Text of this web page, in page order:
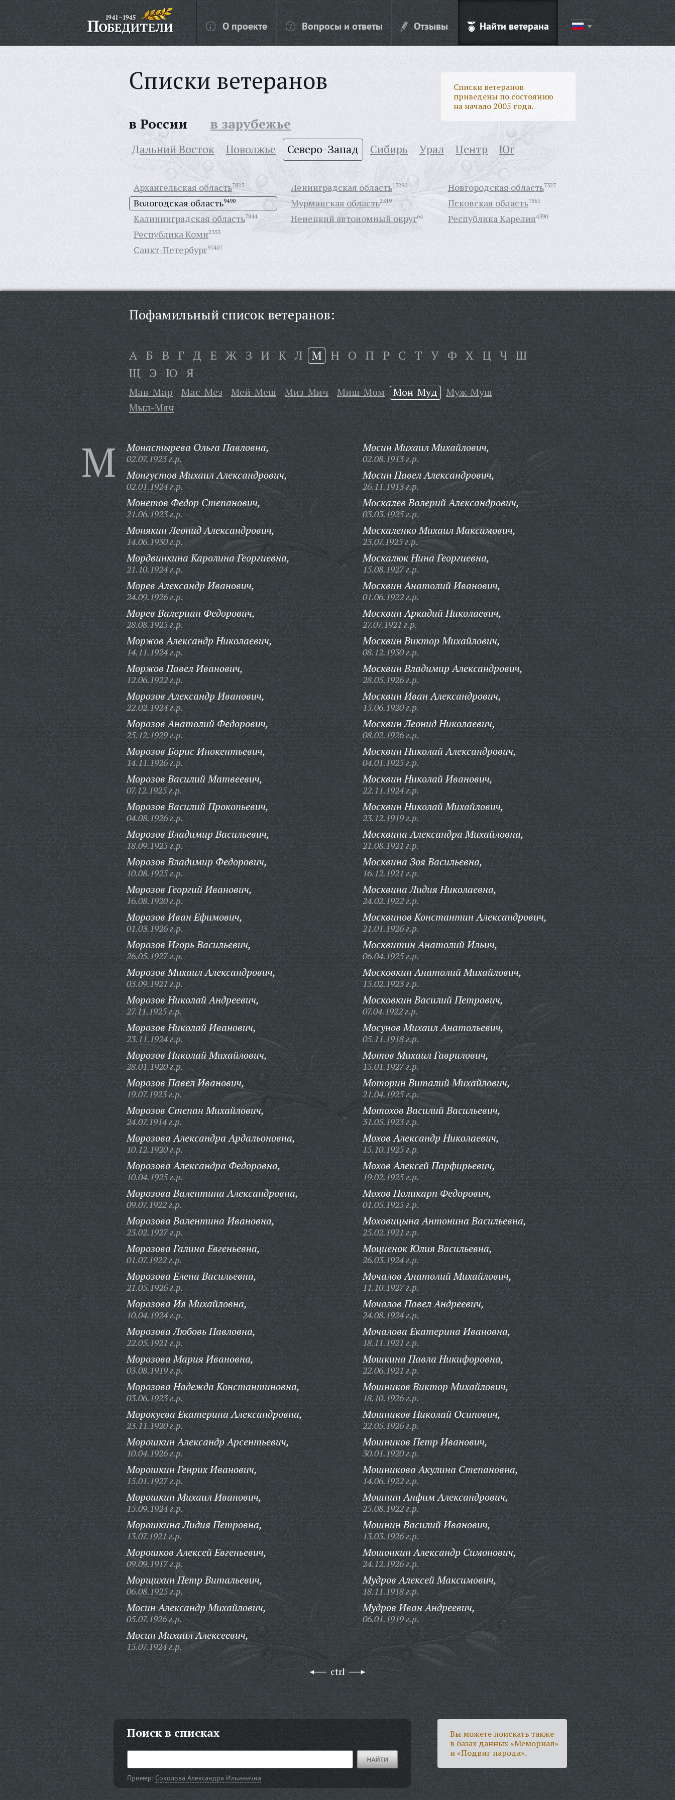
О проекте Вопросы и ответы Отзывы Найти ветерана
Списки ветеранов
Списки ветеранов
приведены по состоянию
на начало 2005 года.
в России в зарубежье
Дальний Восток Поволжье Северо-Запад Сибирь Урал Центр Юг
Архангельская область7825
Вологодская область9490
Калининградская область7844
Ленинградская область13290
Мурманская область2519
Ненецкий автономный округ64
Новгородская область7327
Псковская область7561
Республика Карелия4590
Республика Коми2353
Санкт-Петербург97407
Пофамильный список ветеранов:
А Б В Г Д Е Ж З И К Л М Н О П Р С Т У Ф Х Ц Ч Ш
Щ Э Ю Я
Мав-Мар Мас-Мез Мей-Меш Миз-Мич Миш-Мом Мон-Муд
Муж-Муш
Мыл-Мяч
М Монастырева Ольга Павловна,
02.07.1923 г.р.
Монгустов Михаил Александрович,
02.01.1924 г.р.
Монетов Федор Степанович,
21.06.1923 г.р.
Монякин Леонид Александрович,
14.06.1930 г.р.
Мордвинкина Каролина Георгиевна,
21.10.1924 г.р.
Морев Александр Иванович,
24.09.1926 г.р.
Морев Валериан Федорович,
28.08.1925 г.р.
Моржов Александр Николаевич,
14.11.1924 г.р.
Моржов Павел Иванович,
12.06.1922 г.р.
Морозов Александр Иванович,
22.02.1924 г.р.
Морозов Анатолий Федорович,
25.12.1929 г.р.
Морозов Борис Инокентьевич,
14.11.1926 г.р.
Морозов Василий Матвеевич,
07.12.1925 г.р.
Морозов Василий Прокопьевич,
04.08.1926 г.р.
Морозов Владимир Васильевич,
18.09.1925 г.р.
Морозов Владимир Федорович,
10.08.1925 г.р.
Морозов Георгий Иванович,
16.08.1920 г.р.
Морозов Иван Ефимович,
01.03.1926 г.р.
Морозов Игорь Васильевич,
26.05.1927 г.р.
Морозов Михаил Александрович,
03.09.1921 г.р.
Морозов Николай Андреевич,
27.11.1925 г.р.
Морозов Николай Иванович,
23.11.1924 г.р.
Морозов Николай Михайлович,
28.01.1920 г.р.
Морозов Павел Иванович,
19.07.1923 г.р.
Морозов Степан Михайлович,
24.07.1914 г.р.
Морозова Александра Ардальоновна,
10.12.1920 г.р.
Морозова Александра Федоровна,
10.04.1925 г.р.
Морозова Валентина Александровна,
09.07.1922 г.р.
Морозова Валентина Ивановна,
23.02.1927 г.р.
Морозова Галина Евгеньевна,
01.07.1922 г.р.
Морозова Елена Васильевна,
21.05.1926 г.р.
Морозова Ия Михайловна,
10.04.1924 г.р.
Морозова Любовь Павловна,
22.05.1921 г.р.
Морозова Мария Ивановна,
03.08.1919 г.р.
Морозова Надежда Константиновна,
03.06.1923 г.р.
Морокуева Екатерина Александровна,
23.11.1920 г.р.
Морошкин Александр Арсентьевич,
10.04.1926 г.р.
Морошкин Генрих Иванович,
15.01.1927 г.р.
Морошкин Михаил Иванович,
15.09.1924 г.р.
Морошкина Лидия Петровна,
13.07.1921 г.р.
Морошков Алексей Евгеньевич,
09.09.1917 г.р.
Морщихин Петр Витальевич,
06.08.1925 г.р.
Мосин Александр Михайлович,
05.07.1926 г.р.
Мосин Михаил Алексеевич,
15.07.1924 г.р.
Мосин Михаил Михайлович,
02.08.1913 г.р.
Мосин Павел Александрович,
26.11.1913 г.р.
Москалев Валерий Александрович,
03.03.1925 г.р.
Москаленко Михаил Максимович,
23.07.1925 г.р.
Москалюк Нина Георгиевна,
15.08.1927 г.р.
Москвин Анатолий Иванович,
01.06.1922 г.р.
Москвин Аркадий Николаевич,
27.07.1921 г.р.
Москвин Виктор Михайлович,
08.12.1930 г.р.
Москвин Владимир Александрович,
28.05.1926 г.р.
Москвин Иван Александрович,
15.06.1920 г.р.
Москвин Леонид Николаевич,
08.02.1926 г.р.
Москвин Николай Александрович,
04.01.1925 г.р.
Москвин Николай Иванович,
22.11.1924 г.р.
Москвин Николай Михайлович,
23.12.1919 г.р.
Москвина Александра Михайловна,
21.08.1921 г.р.
Москвина Зоя Васильевна,
16.12.1921 г.р.
Москвина Лидия Николаевна,
24.02.1922 г.р.
Москвинов Константин Александрович,
21.01.1926 г.р.
Москвитин Анатолий Ильич,
06.04.1925 г.р.
Московкин Анатолий Михайлович,
15.02.1923 г.р.
Московкин Василий Петрович,
07.04.1922 г.р.
Мосунов Михаил Анатольевич,
05.11.1918 г.р.
Мотов Михаил Гаврилович,
15.01.1927 г.р.
Моторин Виталий Михайлович,
21.04.1925 г.р.
Мотохов Василий Васильевич,
31.05.1923 г.р.
Мохов Александр Николаевич,
15.10.1925 г.р.
Мохов Алексей Парфирьевич,
19.02.1925 г.р.
Мохов Поликарп Федорович,
01.05.1925 г.р.
Моховицына Антонина Васильевна,
25.02.1921 г.р.
Моциенок Юлия Васильевна,
26.03.1924 г.р.
Мочалов Анатолий Михайлович,
11.10.1927 г.р.
Мочалов Павел Андреевич,
24.08.1924 г.р.
Мочалова Екатерина Ивановна,
18.11.1921 г.р.
Мошкина Павла Никифоровна,
22.06.1921 г.р.
Мошников Виктор Михайлович,
18.10.1926 г.р.
Мошников Николай Осипович,
22.05.1926 г.р.
Мошников Петр Иванович,
30.01.1920 г.р.
Мошникова Акулина Степановна,
14.06.1922 г.р.
Мошнин Анфим Александрович,
25.08.1922 г.р.
Мошнин Василий Иванович,
13.03.1926 г.р.
Мошонкин Александр Симонович,
24.12.1926 г.р.
Мудров Алексей Максимович,
18.11.1918 г.р.
Мудров Иван Андреевич,
06.01.1919 г.р.
ctrl
Поиск в списках
Пример: Соколова Александра Ильинична
Вы можете поискать также
в базах данных «Мемориал»
и «Подвиг народа».